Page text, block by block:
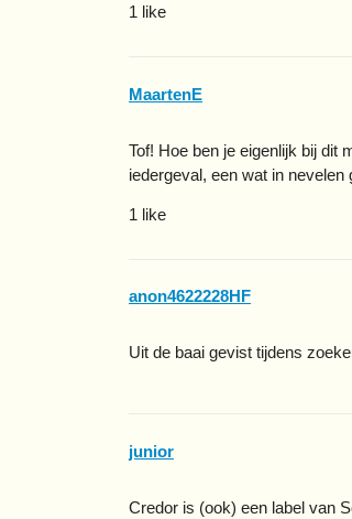
1 like
MaartenE
Tof! Hoe ben je eigenlijk bij dit
iedergeval, een wat in nevelen
1 like
anon4622228HF
Uit de baai gevist tijdens
junior
Credor is (ook) een label van